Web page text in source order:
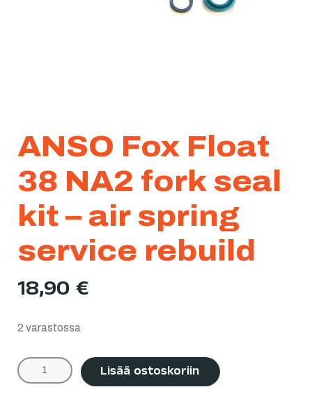
ANSO Fox Float
38 NA2 fork seal
kit – air spring
service rebuild
18,90 €
2 varastossa
Lisää ostoskoriin